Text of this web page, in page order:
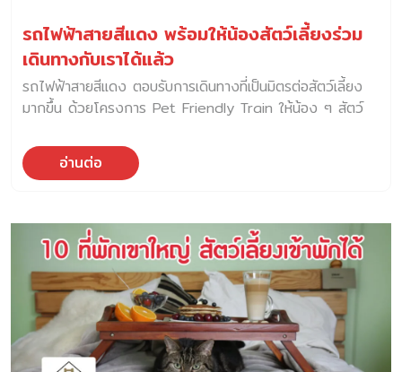
เจ้าของและสัตว์เลี้ยง เป็นต้น บริษัท ดาต้าเซ็ต จำกัด ได้ทำการ
รวบรวมข้อมูลผ่านเครื่องมือ DXT360 […]
รถไฟฟ้าสายสีแดง พร้อมให้น้องสัตว์เลี้ยงร่วม
เดินทางกับเราได้แล้ว
รถไฟฟ้าสายสีแดง ตอบรับการเดินทางที่เป็นมิตรต่อสัตว์เลี้ยง
มากขึ้น ด้วยโครงการ Pet Friendly Train ให้น้อง ๆ สัตว์
กรรมการผู้อำนวยการใหญ่ บริษัท รถไฟฟ้า ร.ฟ.ท. จำกัด หรือ
ผู้ให้บริการรถไฟฟ้าชานเมืองสายสีแดง กล่าวว่า รถไฟฟ้าสายสี
Friendly Train Weekend Service (เฉพาะวันเสาร์-อาทิตย์)
เพื่อให้การเดินทางของผู้โดยสารทุกท่าน เป็นการเดินทางอันแสน
พิเศษไปพร้อมกับสัตว์เลี้ยงแสนรัก โดยสามารถนำสัตว์เลี้ยง
ร่วมเดินทางไปท่องโลกกว้างได้อย่างมีความสุข โดยการเดิน
ทางร่วมกับสัตว์เลี้ยง ผู้โดยสารต้องเตรียมตัว ดังนี้ ให้การเดิน
ทางบนรถไฟฟ้าสายสีแดง ในช่วงเทศกาลมีความสุขมากขึ้น ใน
ช่วงเทศกาลแห่งความสุขส่งท้ายปี บริษัท รถไฟฟ้า ร.ฟ.ท.
อ่านต่อ